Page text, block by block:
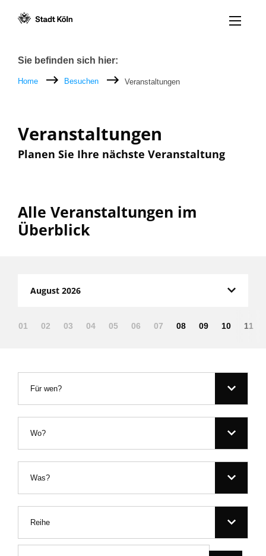
Menü
Breadcrumb
Sie befinden sich hier:
Home Besuchen Veranstaltungen
Veranstaltungen
Planen Sie Ihre nächste Veranstaltung
Alle Veranstaltungen im
Überblick
August 2026
01 02 03 04 05 06 07 08 09 10 11
Für wen?
Wo?
Was?
Reihe